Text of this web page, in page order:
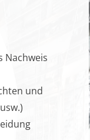
Nachweis
und